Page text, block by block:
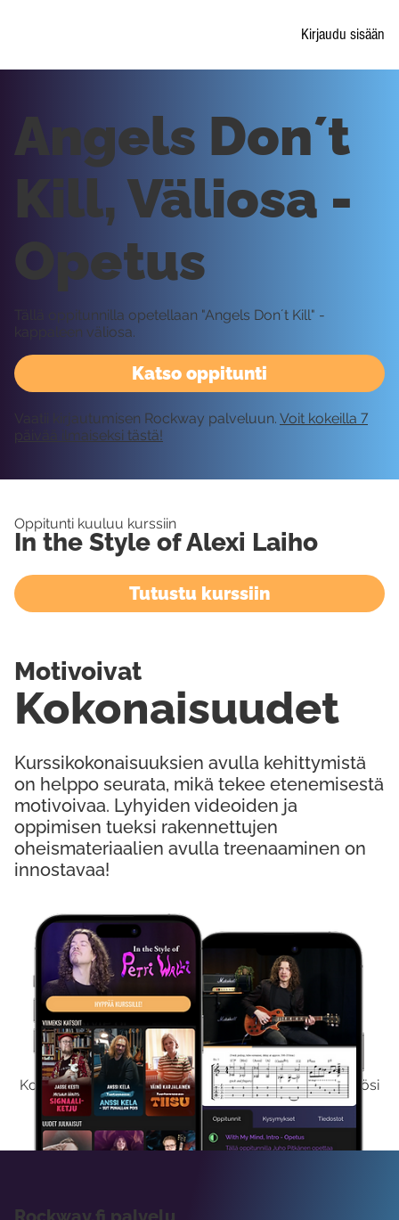
Kirjaudu sisään
Kokeile Ilmaiseksi
Kokeilemalla ilmaiseksi saat koko sisältömme käyttöösi
viikon ajaksi.
Katso oppitunti
Angels Don´t
Kill, Väliosa -
Opetus
Tällä oppitunnilla opetellaan "Angels Don´t Kill" -
kappaleen väliosa.
Vaatii kirjautumisen Rockway palveluun. Voit kokeilla 7
päivää ilmaiseksi tästä!
Oppitunti kuuluu kurssiin
In the Style of Alexi Laiho
Tutustu kurssiin
Kurssikokonaisuuksien avulla kehittymistä
on helppo seurata, mikä tekee etenemisestä
motivoivaa. Lyhyiden videoiden ja
oppimisen tueksi rakennettujen
oheismateriaalien avulla treenaaminen on
innostavaa!
Kokonaisuudet
Motivoivat